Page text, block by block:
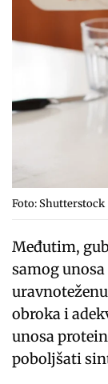
Foto: Shutterstock
Međutim,
samog
obroka i
unosa
poboljšati